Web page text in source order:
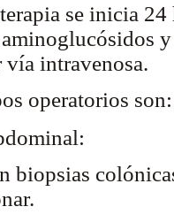
se inicia 24
intravenosa.
operatorios son:
biopsias